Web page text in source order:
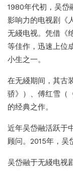
1980年代初，吴岱
影响力的电视剧《
无綫电视。凭借《
等佳作，迅速上位
小生之一。
在无綫期间，其古
骄》）、傅红雪（
的经典之作。
近年吴岱融活跃于
顾问。2015年，吴
吴岱融于无綫电视